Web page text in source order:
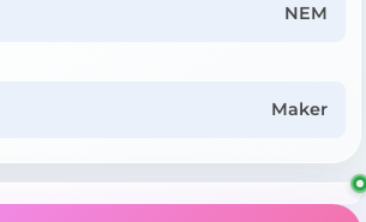
NEM
Maker